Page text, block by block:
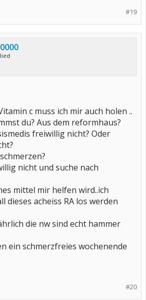
#19
c muss ich mir auch holen ..
du? Aus dem reformhaus?
freiwillig nicht? Oder
nicht und suche nach
mittel mir helfen wird..ich
dieses acheiss RA los werden
die nw sind echt hammer
ein schmerzfreies wochenende
#20